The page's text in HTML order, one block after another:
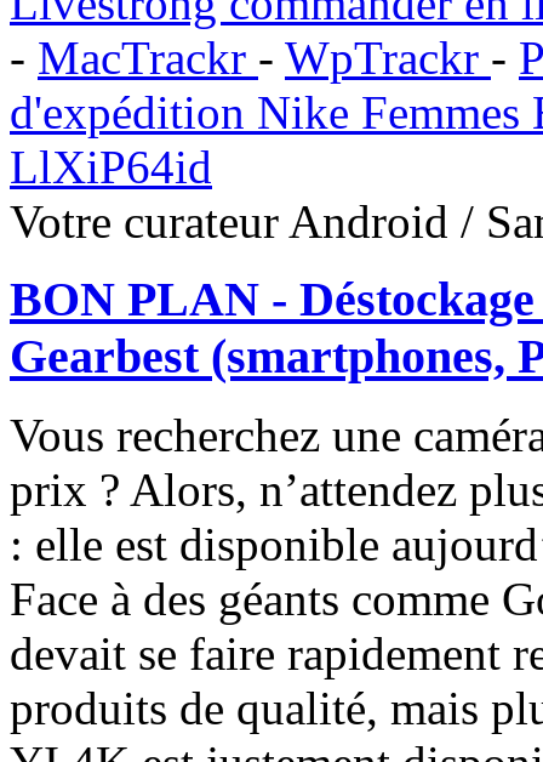
- MacTrackr - WpTrackr -
d'expédition Nike Femmes
LlXiP64id
Votre curateur Android /
BON PLAN -
Gearbest (smartphones,
Vous recherchez une
prix ? Alors, n’attendez
: elle est disponible
Face à des géants comme
devait se faire rapidement
produits de qualité, mais